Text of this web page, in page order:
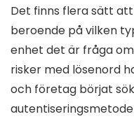
Det finns flera sätt
beroende på vilken
enhet det är fråga
risker med lösenord
och företag börjat